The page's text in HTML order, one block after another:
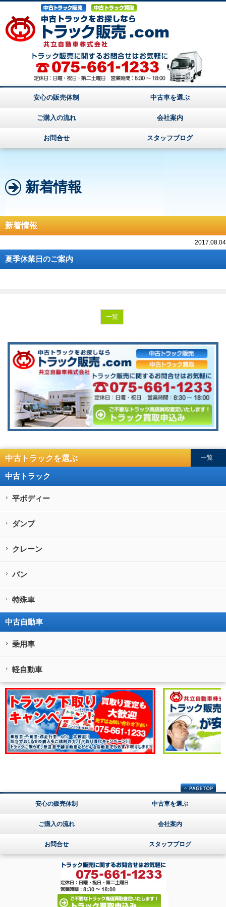
安心の販売体制 中古車を選ぶ
ご購入の流れ 会社案内
お問合せ スタッフブログ
新着情報
新着情報
2017.08.04
夏季休業日のご案内
一覧
中古トラックを選ぶ 一覧
中古トラック
平ボディー
ダンプ
クレーン
バン
特殊車
中古自動車
乗用車
軽自動車
安心の販売体制 中古車を選ぶ
ご購入の流れ 会社案内
お問合せ スタッフブログ